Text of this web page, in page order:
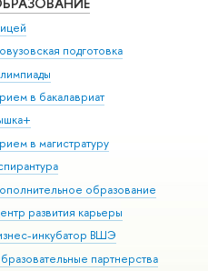
подготовка
в бакалавриат
в магистратуру
образование
развития карьеры
инкубатор ВШЭ
партнерства